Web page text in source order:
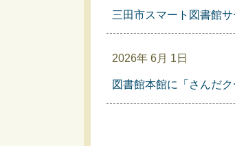
三田市スマート図書館
2026年 6月 1日
図書館本館に「さんだ